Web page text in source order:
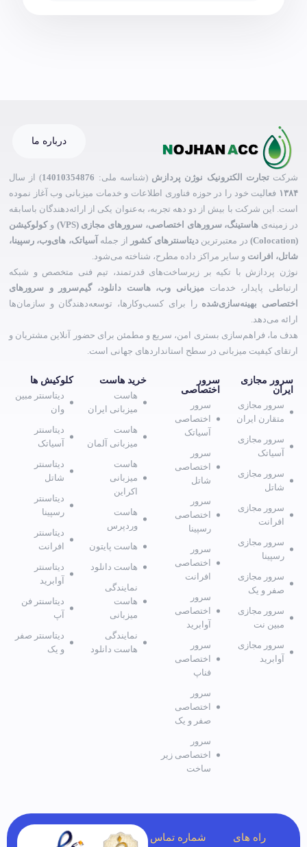
درباره ما
شرکتتجارت الکترونیک نوژن پردازش (شناسه ملی: 14010354876) از سال
۱۳۸۴ فعالیت خود را در حوزه فناوری اطلاعات و خدمات میزبانی وب آغاز نموده
است. این شرکت با بیش از دو دهه تجربه، به‌عنوان یکی از ارائه‌دهندگان باسابقه
در زمینه‌ی هاستینگ، سرورهای اختصاصی، سرورهای مجازی (VPS) وکولوکیشن
(Colocation)
در معتبرتریندیتاسنترهای کشور از جمله آسیاتک، های‌وب، رسپینا،
شاتل، افرانت و سایر مراکز داده مطرح، شناخته می‌شود.
نوژن پردازش با تکیه بر زیرساخت‌های قدرتمند، تیم فنی متخصص و شبکه
ارتباطی پایدار، خدمات میزبانی وب، هاست دانلود، گیم‌سرور و سرورهای
اختصاصی بهینه‌سازی‌شده را برای کسب‌وکارها، توسعه‌دهندگان و سازمان‌ها
ارائه می‌دهد.
هدف ما، فراهم‌سازی بستری امن، سریع و مطمئن برای حضور آنلاین مشتریان و
ارتقای کیفیت میزبانی در سطح استانداردهای جهانی است.
سرور مجازی
ایران
سرور مجازی
متقارن ایران
سرور مجازی
آسیاتک
سرور مجازی
شاتل
سرور مجازی
افرانت
سرور مجازی
رسپینا
سرور مجازی
صفر و یک
سرور مجازی
مبین نت
سرور مجازی
آوابرید
سرور
اختصاصی
سرور
اختصاصی
آسیاتک
سرور
اختصاصی
شاتل
سرور
اختصاصی
رسپینا
سرور
اختصاصی
افرانت
سرور
اختصاصی
آوابرید
سرور
اختصاصی
فناپ
سرور
اختصاصی
صفر و یک
سرور
اختصاصی زیر
ساخت
خرید هاست
هاست
میزبانی ایران
هاست
میزبانی آلمان
هاست
میزبانی
اکراین
هاست
وردپرس
هاست پایتون
هاست دانلود
نمایندگی
هاست
میزبانی
نمایندگی
هاست دانلود
کلوکیش ها
دیتاسنتر مبین
وان
دیتاسنتر
آسیاتک
دیتاسنتر
شاتل
دیتاسنتر
رسپینا
دیتاسنتر
افرانت
دیتاسنتر
آوابرید
دیتاسنتر فن
آپ
دیتاسنتر صفر
و یک
راه های شماره تماس